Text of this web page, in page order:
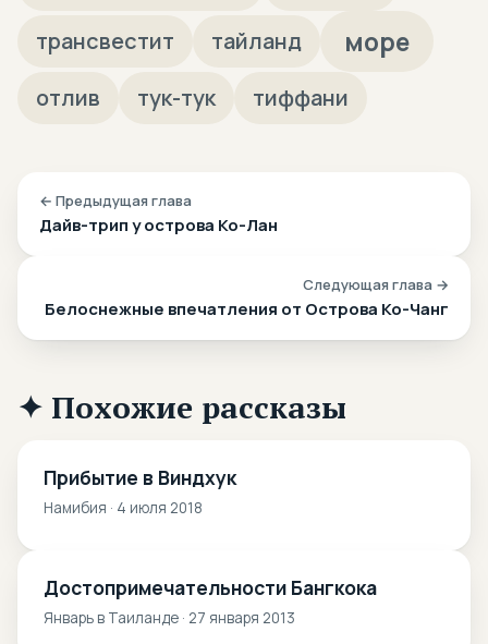
трансвестит
тайланд море
отлив тук-тук тиффани
← Предыдущая глава
Дайв-трип у острова Ко-Лан
Следующая глава →
Белоснежные впечатления от Острова Ко-Чанг
✦ Похожие рассказы
Прибытие в Виндхук
Намибия · 4 июля 2018
Достопримечательности Бангкока
Январь в Таиланде · 27 января 2013